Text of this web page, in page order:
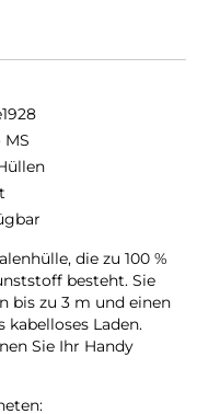
MS
die zu 100 %
besteht. Sie
bis zu 3 m und einen
Laden.
Sie Ihr Handy